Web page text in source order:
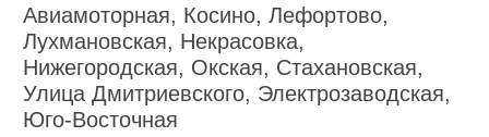
Авиамоторная, Косино, Лефортово,
Лухмановская, Некрасовка,
Нижегородская, Окская, Стахановская,
Улица Дмитриевского, Электрозаводская,
Юго-Восточная